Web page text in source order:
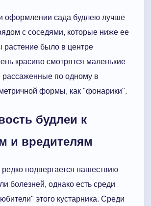
оформлении сада будлею лучше
с соседями, которые ниже ее
растение было в центре
красиво смотрятся маленькие
рассаженные по одному в
формы, как "фонарики".
будлеи к
и вредителям
редко подвергается нашествию
болезней, однако есть среди
этого кустарника. Среди